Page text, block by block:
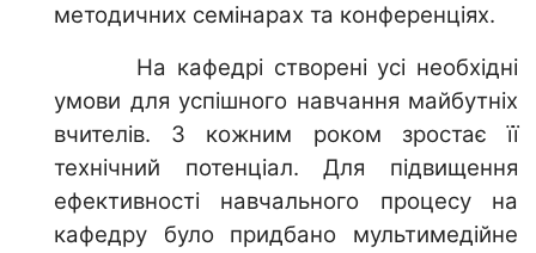
методичних семінарах та конференціях.
На кафедрі створені усі необхідні
умови для успішного навчання майбутніх
вчителів. З кожним роком зростає її
технічний потенціал. Для підвищення
ефективності навчального процесу на
кафедру було придбано мультимедійне